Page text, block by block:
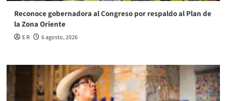
Reconoce gobernadora al Congreso por respaldo al Plan de
la Zona Oriente
E R 6 agosto, 2026